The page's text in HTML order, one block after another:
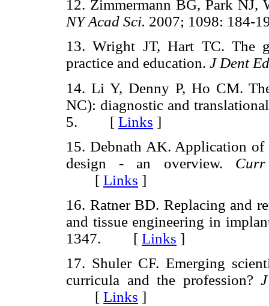
12. Zimmermann BG, Park
NY Acad Sci. 2007; 1098:
13. Wright JT, Hart TC. The
practice and education. J Dent
14. Li Y, Denny P, Ho CM.
NC): diagnostic and
5. [ Links ]
15. Debnath AK. Application
design - an overview.
[ Links ]
16. Ratner BD. Replacing and
and tissue engineering in
1347. [ Links ]
17. Shuler CF. Emerging
curricula and the profession?
[ Links ]